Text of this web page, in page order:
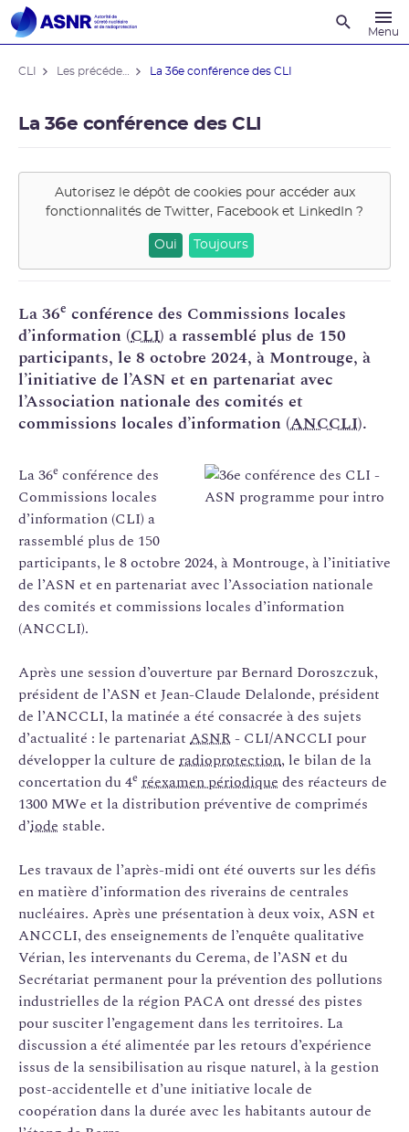
Menu
CLI La 36e conférence des CLI
La 36e conférence des CLI
Autorisez le dépôt de cookies pour accéder aux
fonctionnalités de Twitter, Facebook et LinkedIn ?
Oui Toujours
La 36e conférence des Commissions locales
d’information (CLI) a rassemblé plus de 150
participants, le 8 octobre 2024, à Montrouge, à
l’initiative de l’ASN et en partenariat avec
l’Association nationale des comités et
commissions locales d’information (ANCCLI).
La 36e conférence des
Commissions locales
d’information (CLI) a
rassemblé plus de 150
participants, le 8 octobre 2024, à Montrouge, à l’initiative
de l’ASN et en partenariat avec l’Association nationale
des comités et commissions locales d’information
(ANCCLI).
Après une session d’ouverture par Bernard Doroszczuk,
président de l’ASN et Jean-Claude Delalonde, président
de l’ANCCLI, la matinée a été consacrée à des sujets
d’actualité : le partenariat ASNR- CLI/ANCCLI pour
développer la culture de radioprotection, le bilan de la
concertationdu 4e réexamen périodique des réacteurs de
1300 MWe et la distribution préventive de comprimés
d’iode stable.
Les travaux de l’après-midi ont été ouverts sur les défis
en matière d’information des riverains de centrales
nucléaires. Après une présentation à deux voix, ASN et
ANCCLI, des enseignements de l’enquête qualitative
Vérian, les intervenants du Cerema, de l’ASN et du
Secrétariat permanent pour la prévention des pollutions
industrielles de la région PACA ont dressé des pistes
pour susciter l’engagement dans les territoires. La
discussion a été alimentée par les retours d’expérience
issus de la sensibilisation au risque naturel, à la gestion
post-accidentelle et d’une initiative locale de
coopération dans la durée avec les habitants autour de